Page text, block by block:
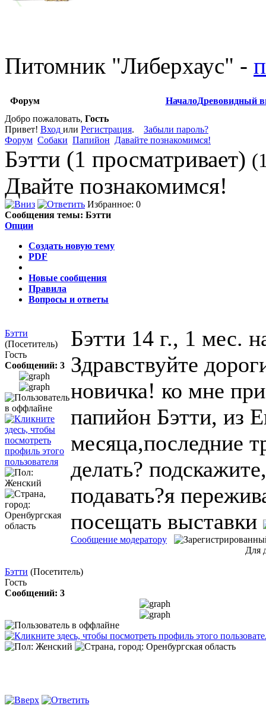
Питомник "Либерхаус" -
Форум НачалоДревовидный
Добро пожаловать, Гость
Привет! Вход или Регистрация. Забыли пароль?
Форум Собаки Папийон Дaвайте познакомимся!
Бэтти (1 просматривает)
Двайте познакомимся!
Избранное: 0
Сообщения темы: Бэтти
Опции
Создать новую тему
PDF
Новые сообщения
Правила
Вопросы и ответы
Бэтти
(Посетитель)
Гость
Сообщений: 3
Бэтти 14 г., 1 мес.
Здравствуйте
новичка! ко мне
папийон Бэтти, из
месяца,последние
делать?
подавать?я
посещать выставки
Сообщение модератору
Для
Бэтти (Посетитель)
Гость
Сообщений: 3